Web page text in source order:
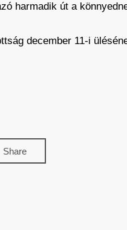
harmadik út a
december 11-i
Share